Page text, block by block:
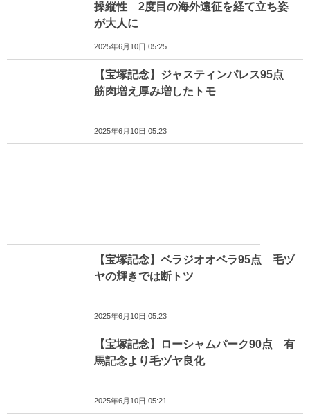
操縦性 2度目の海外遠征を経て立ち姿
が大人に
2025年6月10日 05:25
【宝塚記念】ジャスティンパレス95点
筋肉増え厚み増したトモ
2025年6月10日 05:23
【宝塚記念】ベラジオオペラ95点 毛ヅ
ヤの輝きでは断トツ
2025年6月10日 05:23
【宝塚記念】ローシャムパーク90点 有
馬記念より毛ヅヤ良化
2025年6月10日 05:21